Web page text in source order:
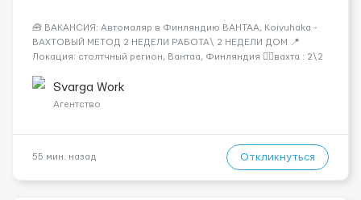
🧰 ВАКАНСИЯ: Автомаляр в Финляндию ВАНТАА, Koivuhaka -
ВАХТОВЫЙ МЕТОД 2 НЕДЕЛИ РАБОТА\ 2 НЕДЕЛИ ДОМ 📍
Локация: столтчный регион, Вантаа, Финляндия 👌🏻вахта : 2\2
час брутто 🏠 Жильё: предоставляется БЕСПЛАТНО 📞
Контакт: +3725672...
Svarga Work
Агентство
55 мин. назад Откликнуться